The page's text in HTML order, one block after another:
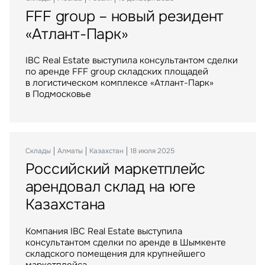
FFF group – новый резидент
«Атлант-Парк»
IBC Real Estate выступила консультантом сделки
по аренде FFF group складских площадей
в логистическом комплексе «Атлант-Парк»
в Подмосковье
Склады Алматы Казахстан 18 июля 2025
Российский маркетплейс
арендовал склад на юге
Казахстана
Компания IBC Real Estate выступила
консультантом сделки по аренде в Шымкенте
складского помещения для крупнейшего
Компания АБН стала новым
арендатором Comcity
Площадь нового офиса составила около 1,7 тыс.
кв. м в новой фазе “Браво”
Офисы Москва Россия 21 июля 2025
БЦ «Дом Чехова» становится
центром IT
Компании IBC Real Estate и CORE.XP сдали
Головином переулке ЦАО Москвы
Торговые центры «МЕГА»
стали российским активом
IBC Real Estate выступила консультантом
крупнейшей в истории рынка сделки
по приобретению Группой Газпромбанк сети
торговых центров МЕГА в России
Инвестиции Москва Россия 06 апреля 2023
Balchug Capital выкупил
у американских инвесторов
один из крупнейших
ТРЦ "Метрополис" общей площадью 205 тыс. кв.
м. был построен девелопером Capital Partners